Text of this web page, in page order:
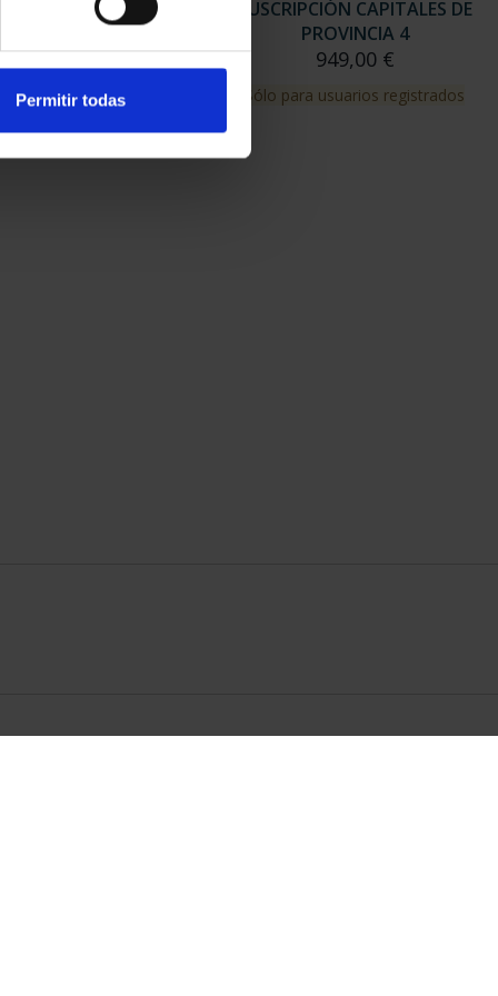
Permitir todas
CAPITALES DE
PROVINCIA 3
949,00 €
para usuarios registrados
SUSCRIPCIÓN CAPITALES DE
PROVINCIA 4
949,00 €
Sólo para usuarios registrados